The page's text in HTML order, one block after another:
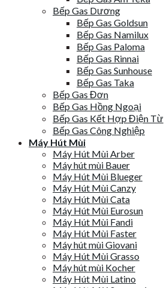
Bếp Gas Dương
Bếp Gas Goldsun
Bếp Gas Namilux
Bếp Gas Paloma
Bếp Gas Rinnai
Bếp Gas Sunhouse
Bếp Gas Taka
Bếp Gas Đơn
Bếp Gas Hồng Ngoại
Bếp Gas Kết Hợp Điện Từ
Bếp Gas Công Nghiệp
Máy Hút Mùi
Máy Hút Mùi Arber
Máy hút mùi Bauer
Máy Hút Mùi Blueger
Máy Hút Mùi Canzy
Máy Hút Mùi Cata
Máy Hút Mùi Eurosun
Máy Hút Mùi Fandi
Máy Hút Mùi Faster
Máy hút mùi Giovani
Máy Hút Mùi Grasso
Máy hút mùi Kocher
Máy Hút Mùi Latino